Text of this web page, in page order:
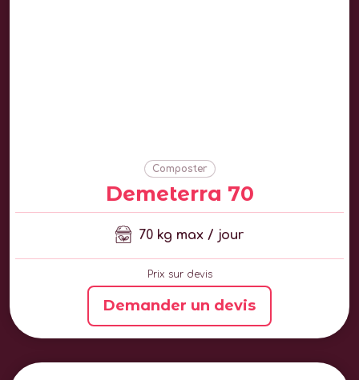
Composter
Demeterra 70
70 kg max / jour
Prix sur devis
Demander un devis